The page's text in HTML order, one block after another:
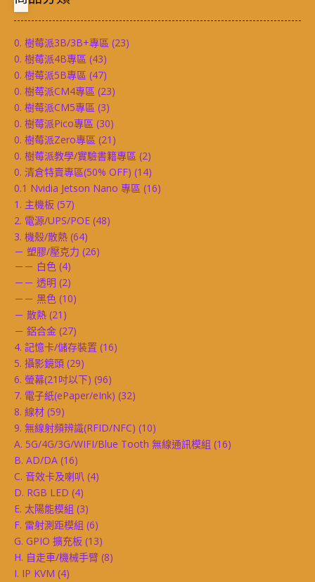
0. 樹莓派3B/3B+專區 (23)
0. 樹莓派4B專區 (43)
0. 樹莓派5B專區 (47)
0. 樹莓派CM4專區 (23)
0. 樹莓派CM5專區 (3)
0. 樹莓派Pico專區 (30)
0. 樹莓派Zero專區 (21)
0. 樹莓派教學/實驗書籍專區 (2)
0. 清倉特賣專區(50% OFF) (14)
0.1 Nvidia Jetson Nano 專區 (16)
1. 主機板 (57)
2. 電源/UPS/POE (48)
3. 機殼/散熱 (64)
－ 塑膠/壓克力 (26)
－－ 白色 (4)
－－ 透明 (2)
－－ 黑色 (10)
－ 散熱 (21)
－ 鋁合金 (27)
4. 記憶卡/儲存裝置 (16)
5. 攝影鏡頭 (29)
6. 螢幕(21吋以下) (96)
7. 電子紙(ePaper/eInk) (32)
8. 線材 (59)
9. 無線射頻辨識(RFID/NFC) (10)
A. 5G/4G/3G/WIFI/Blue Tooth 無線通訊模組 (16)
B. AD/DA (16)
C. 音效卡及喇叭 (4)
D. RGB LED (4)
E. 太陽能模組 (3)
F. 雷射測距模組 (6)
G. GPIO 擴充板 (13)
H. 自走車/機械手臂 (8)
I. IP KVM (4)